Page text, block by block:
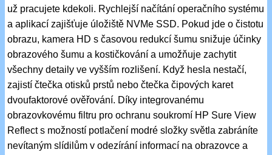
už pracujete kdekoli. Rychlejší načítání operačního systému
a aplikací zajišťuje úložiště NVMe SSD. Pokud jde o čistotu
obrazu, kamera HD s časovou redukcí šumu snižuje účinky
obrazového šumu a kostičkování a umožňuje zachytit
všechny detaily ve vyšším rozlišení. Když hesla nestačí,
zajistí čtečka otisků prstů nebo čtečka čipových karet
dvoufaktorové ověřování. Díky integrovanému
obrazovkovému filtru pro ochranu soukromí HP Sure View
Reflect s možností potlačení modré složky světla zabráníte
nevítaným slídilům v odezírání informací na obrazovce a